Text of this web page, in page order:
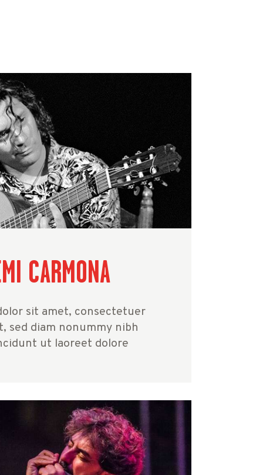
CARMONA
sit amet, consectetuer
sed diam nonummy nibh
ut laoreet dolore